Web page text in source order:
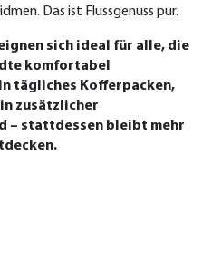
Das ist Flussgenuss pur.
sich ideal für alle, die
komfortabel
tägliches Kofferpacken,
zusätzlicher
– stattdessen bleibt mehr